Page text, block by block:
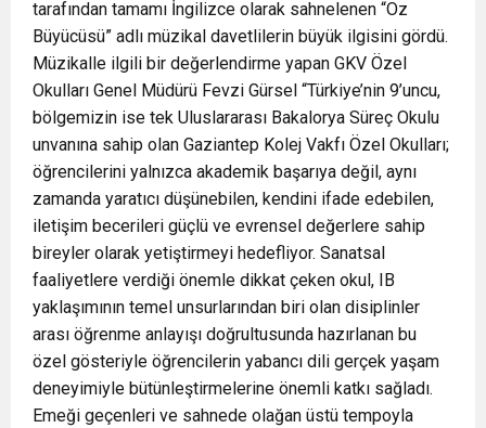
tarafından tamamı İngilizce olarak sahnelenen “Oz
Büyücüsü” adlı müzikal davetlilerin büyük ilgisini gördü.
Müzikalle ilgili bir değerlendirme yapan GKV Özel
Okulları Genel Müdürü Fevzi Gürsel “Türkiye’nin 9’uncu,
bölgemizin ise tek Uluslararası Bakalorya Süreç Okulu
unvanına sahip olan Gaziantep Kolej Vakfı Özel Okulları;
öğrencilerini yalnızca akademik başarıya değil, aynı
zamanda yaratıcı düşünebilen, kendini ifade edebilen,
iletişim becerileri güçlü ve evrensel değerlere sahip
bireyler olarak yetiştirmeyi hedefliyor. Sanatsal
faaliyetlere verdiği önemle dikkat çeken okul, IB
yaklaşımının temel unsurlarından biri olan disiplinler
arası öğrenme anlayışı doğrultusunda hazırlanan bu
özel gösteriyle öğrencilerin yabancı dili gerçek yaşam
deneyimiyle bütünleştirmelerine önemli katkı sağladı.
Emeği geçenleri ve sahnede olağan üstü tempoyla